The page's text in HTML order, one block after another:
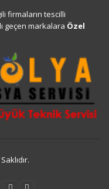
firmaların tescilli
geçen markalara Özel